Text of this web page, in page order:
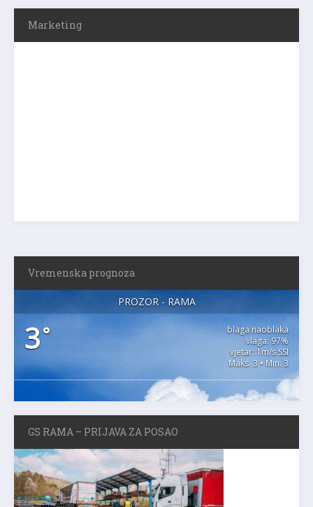
Marketing
Vremenska prognoza
PROZOR - RAMA
3°
blaga naoblaka
vlaga: 97%
vjetar: 1m/s SSI
Maks. 3 • Min. 3
GS RAMA – PRIJAVA ZA POSAO